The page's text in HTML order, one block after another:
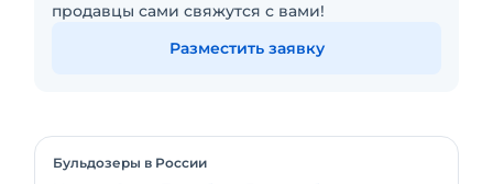
продавцы сами свяжутся с вами!
Разместить заявку
Бульдозеры в России